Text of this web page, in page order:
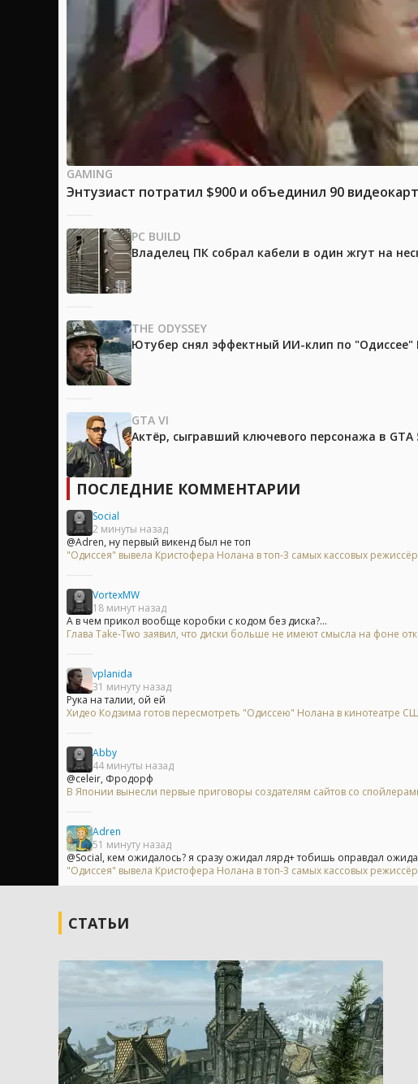
GAMING
Энтузиаст потратил $900 и объединил 90
PC BUILD
Владелец ПК собрал кабели в один жгут на
THE ODYSSEY
Ютубер снял эффектный ИИ-клип по "Одиссее"
GTA VI
Актёр, сыгравший ключевого персонажа в GTA
ПОСЛЕДНИЕ КОММЕНТАРИИ
Social
2 минуты назад
@Adren, ну первый викенд был не топ
"Одиссея" вывела Кристофера Нолана в топ-3 самых кассовых
VortexMW
18 минут назад
А в чем прикол вообще коробки с кодом без диска?...
Глава Take-Two заявил, что диски больше не имеют смысла на фоне
vplanida
31 минуту назад
Рука на талии, ой ей
Хидео Кодзима готов пересмотреть "Одиссею" Нолана в кинотеатре
Abby
44 минуты назад
@celeir, Фродорф
В Японии вынесли первые приговоры создателям сайтов со
Adren
51 минуту назад
@Social, кем ожидалось? я сразу ожидал лярд+ тобишь оправдал
"Одиссея" вывела Кристофера Нолана в топ-3 самых кассовых
СТАТЬИ